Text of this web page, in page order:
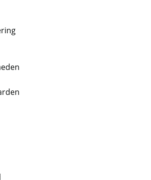
ons
ons!